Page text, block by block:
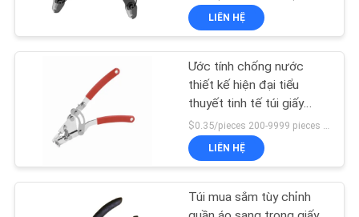
YÊU
SƠ
tùy chỉnh
LIÊN HỆ
Ước tính chống nước
thiết kế hiện đại tiểu
thuyết tinh tế túi giấy
sang trọng màu trắng
cảm ơn các túi cho cửa
hàng
LIÊN HỆ
Túi mua sắm tùy chỉnh